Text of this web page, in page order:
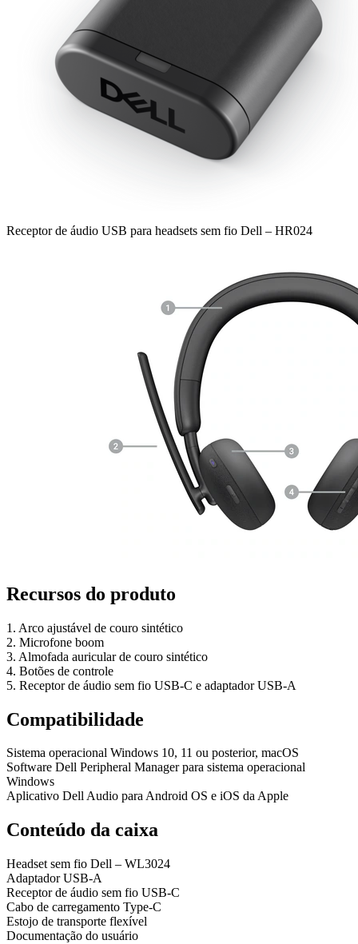
Receptor de áudio USB para headsets sem fio Dell – HR024
Recursos do produto
1. Arco ajustável de couro sintético
2. Microfone boom
3. Almofada auricular de couro sintético
4. Botões de controle
5. Receptor de áudio sem fio USB-C e adaptador USB-A
Compatibilidade
Sistema operacional Windows 10, 11 ou posterior, macOS
Software Dell Peripheral Manager para sistema operacional
Windows
Aplicativo Dell Audio para Android OS e iOS da Apple
Conteúdo da caixa
Headset sem fio Dell – WL3024
Adaptador USB-A
Receptor de áudio sem fio USB-C
Cabo de carregamento Type-C
Estojo de transporte flexível
Documentação do usuário